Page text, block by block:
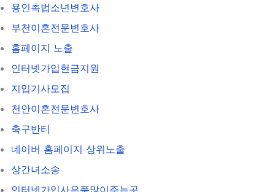
용인촉법소년변호사
부천이혼전문변호사
홈페이지 노출
인터넷가입현금지원
지입기사모집
천안이혼전문변호사
축구반티
네이버 홈페이지 상위노출
상간녀소송
인터넷가입사은품많이주는곳